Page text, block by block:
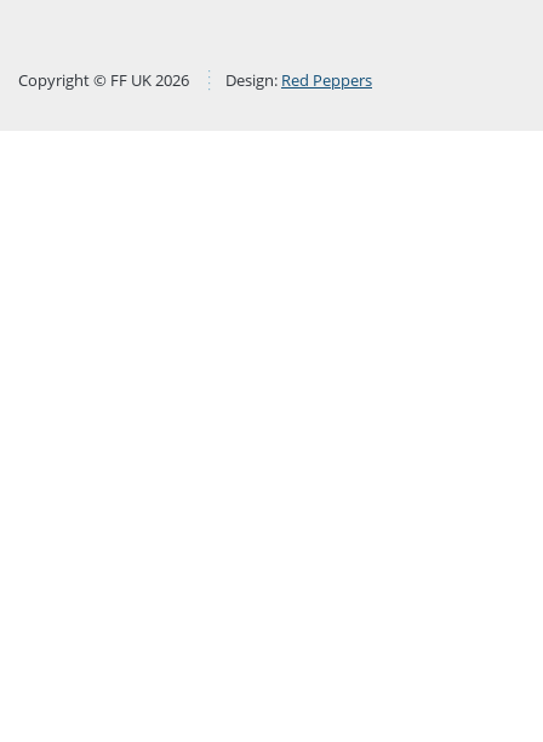
Copyright © FF UK 2026 Design: Red Peppers